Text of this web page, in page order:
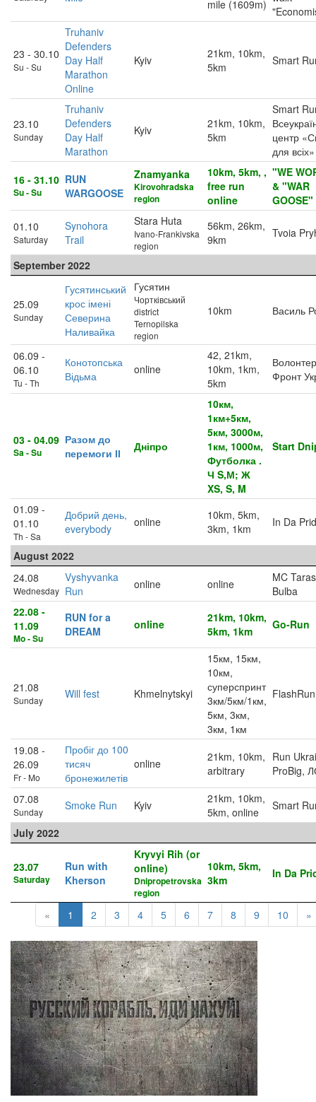
mile (1609m)
23 - 30.10
Su - Su
Truhaniv
Defenders
Day Half
Marathon
Online
Kyiv
21km, 10km,
5km
Smart
23.10
Sunday
Truhaniv
Defenders
Day Half
Marathon
Kyiv
21km, 10km,
5km
Smart
центр
для всіх»
16 - 31.10
Su - Su
RUN
WARGOOSE
Znamyanka
Kirovohradska
region
10km, 5km, ,
free run
online
"WE
& "WAR
GOOSE"
01.10
Saturday
Synohora
Trail
Stara Huta
Ivano-Frankivska
region
56km, 26km,
9km
Tvoia
September 2022
25.09
Sunday
Гусятинський
крос імені
Северина
Наливайка
Гусятин
Чортківський
district
Ternopilska
region
10km Василь
06.09 -
06.10
Tu - Th
Конотопська
Відьма
online
42, 21km,
10km, 1km,
5km
Фронт
03 - 04.09
Sa - Su
Разом до
перемоги ІІ
Дніпро
10км,
1км+5км,
5км, 3000м,
1км, 1000м,
Футболка .
Ч S,М; Ж
XS, S, M
Start
01.09 -
01.10
Th - Sa
Добрий день,
everybody
online
10km, 5km,
3km, 1km
In Da
August 2022
24.08
Wednesday
Vyshyvanka
Run
online online
MC Taras
Bulba
22.08 -
11.09
Mo - Su
RUN for a
DREAM
online
21km, 10km,
5km, 1km
Go-Run
21.08
Sunday Will fest Khmelnytskyi
15км, 15км,
10км,
суперспринт
3км/5км/1км,
5км, 3км,
3км, 1км
FlashRun
19.08 -
26.09
Fr - Mo
Пробіг до 100
тисяч
бронежилетів
online
21km, 10km,
arbitrary
Run
ProBig,
07.08
Sunday Smoke Run Kyiv
21km, 10km,
5km, online
Smart
July 2022
23.07
Saturday
Run with
Kherson
Kryvyi Rih (or
online)
Dnipropetrovska
region
10km, 5km,
3km
In Da
« 1 2 3 4 5 6 7 8 9 10 »